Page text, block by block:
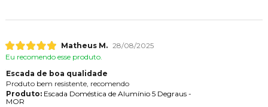
Matheus M. 28/08/2025
Eu recomendo esse produto.
Escada de boa qualidade
Produto bem resistente, recomendo
Produto:Escada Doméstica de Alumínio 5 Degraus -
MOR